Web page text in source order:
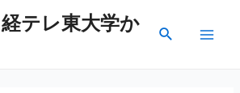
テレ東大学か
検